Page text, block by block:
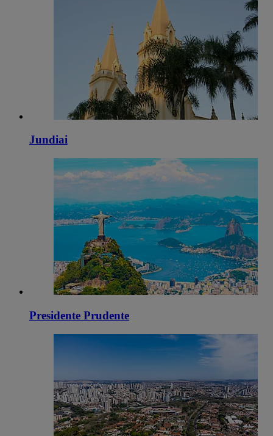
Jundiai
Presidente Prudente